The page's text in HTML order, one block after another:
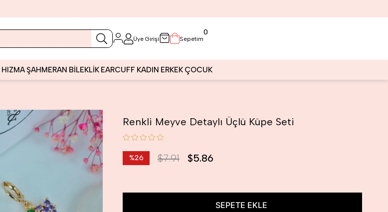
Üye Girişi Sepetim
0
HIZMAŞAHMERAN BİLEKLİK EARCUFF KADIN ERKEK ÇOCUK
Renkli Meyve Detaylı Üçlü Küpe Seti
%26
$7.91 $5.86